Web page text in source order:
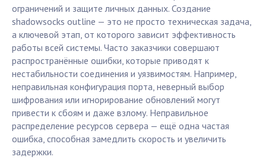
ограничений и защите личных данных. Создание
shadowsocks outline — это не просто техническая задача,
а ключевой этап, от которого зависит эффективность
работы всей системы. Часто заказчики совершают
распространённые ошибки, которые приводят к
нестабильности соединения и уязвимостям. Например,
неправильная конфигурация порта, неверный выбор
шифрования или игнорирование обновлений могут
привести к сбоям и даже взлому. Неправильное
распределение ресурсов сервера — ещё одна частая
ошибка, способная замедлить скорость и увеличить
задержки.